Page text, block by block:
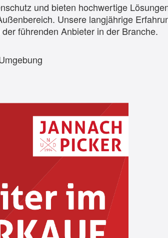
und bieten hochwertige
Unsere langjährige
führenden Anbieter in der Branche.